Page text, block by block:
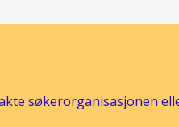
søkerorganisasjonen